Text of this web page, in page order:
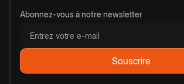
Abonnez-vous à notre newsletter